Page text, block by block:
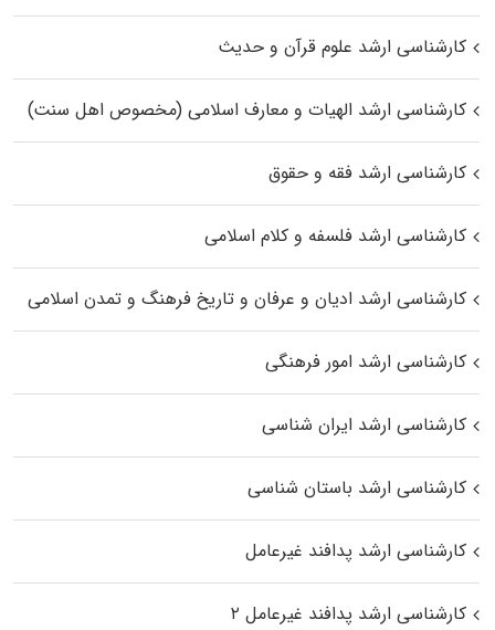
کارشناسی ارشد علوم قرآن و حدیث
کارشناسی ارشد الهیات و معارف اسلامی (مخصوص اهل سنت)
کارشناسی ارشد فقه و حقوق
کارشناسی ارشد فلسفه و کلام اسلامی
کارشناسی ارشد ادیان و عرفان و تاریخ فرهنگ و تمدن اسلامی
کارشناسی ارشد امور فرهنگی
کارشناسی ارشد ایران شناسی
کارشناسی ارشد باستان شناسی
کارشناسی ارشد پدافند غیرعامل
کارشناسی ارشد پدافند غیرعامل ۲